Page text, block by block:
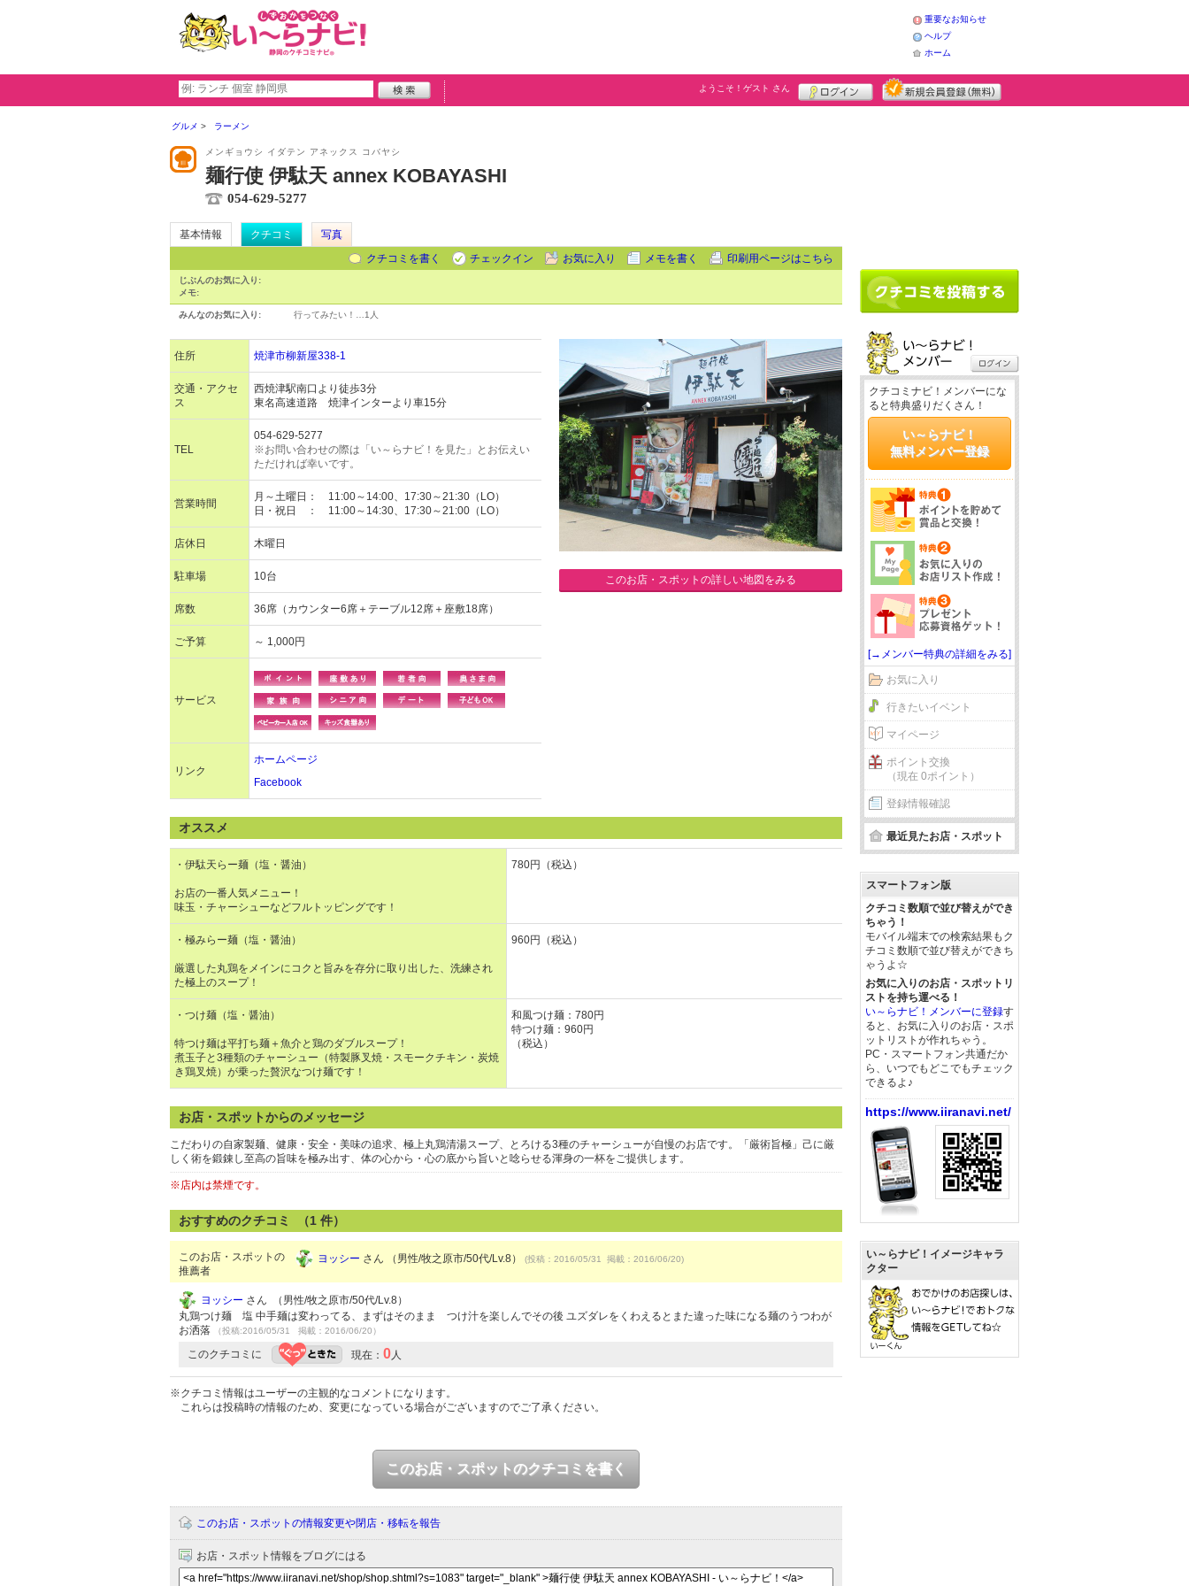
重要なお知らせ
ヘルプ
ホーム
ようこそ！ ゲスト さん
グルメ ラーメン
メンギョウシ イダテン アネックス コバヤシ
麺行使 伊駄天 annex KOBAYASHI
054-629-5277
基本情報 クチコミ
写真
クチコミを書く
チェックイン お気に入り メモを書く 印刷用ページはこちら
じぶんのお気に入り:
メモ:
みんなのお気に入り: 行ってみたい！… 1人
住所 焼津市柳新屋338-1
交通・アクセ
ス
西焼津駅南口より徒歩3分
東名高速道路 焼津インターより車15分
TEL
054-629-5277
※お問い合わせの際は「い～らナビ！を見た」とお伝えい
ただければ幸いです。
営業時間
月～土曜日： 11:00～14:00、17:30～21:30（LO）
日・祝日 ： 11:00～14:30、17:30～21:00（LO）
店休日 木曜日
駐車場 10台
席数 36席（カウンター6席＋テーブル12席＋座敷18席）
ご予算 ～ 1,000円
サービス
リンク
ホームページ
Facebook
このお店・スポットの詳しい地図をみる
オススメ
・伊駄天らー麺（塩・醤油）
お店の一番人気メニュー！
味玉・チャーシューなどフルトッピングです！
780円（税込）
・極みらー麺（塩・醤油）
厳選した丸鶏をメインにコクと旨みを存分に取り出した、洗練され
た極上のスープ！
960円（税込）
・つけ麺（塩・醤油）
特つけ麺は平打ち麺＋魚介と鶏のダブルスープ！
煮玉子と3種類のチャーシュー（特製豚叉焼・スモークチキン・炭焼
き鶏叉焼）が乗った贅沢なつけ麺です！
和風つけ麺：780円
特つけ麺：960円
（税込）
お店・スポットからのメッセージ
こだわりの自家製麺、健康・安全・美味の追求、極上丸鶏清湯スープ、とろける3種のチャーシューが自慢のお店です。「厳術旨極」己に厳
しく術を鍛錬し至高の旨味を極み出す、体の心から・心の底から旨いと唸らせる渾身の一杯をご提供します。
※店内は禁煙です。
おすすめのクチコミ （1 件）
このお店・スポットの
推薦者
ヨッシー さん （男性/牧之原市/50代/Lv.8） (投稿：2016/05/31 掲載：2016/06/20)
ヨッシー さん （男性/牧之原市/50代/Lv.8）
丸鶏つけ麺 塩 中手麺は変わってる、まずはそのまま つけ汁を楽しんでその後 ユズダレをくわえるとまた違った味になる麺のうつわが
お洒落
（投稿:2016/05/31 掲載：2016/06/20）
このクチコミに 現在： 0人
※クチコミ情報はユーザーの主観的なコメントになります。
これらは投稿時の情報のため、変更になっている場合がございますのでご了承ください。
このお店・スポットのクチコミを書く
このお店・スポットの情報変更や閉店・移転を報告
お店・スポット情報をブログにはる
クチコミナビ！メンバーにな
ると特典盛りだくさん！
い～らナビ！
無料メンバー登録
[→メンバー特典の詳細をみる]
お気に入り
行きたいイベント
マイページ
ポイント交換
（現在 0ポイント）
登録情報確認
最近見たお店・スポット
スマートフォン版
クチコミ数順で並び替えができ
ちゃう！
モバイル端末での検索結果もク
チコミ数順で並び替えができち
ゃうよ☆
お気に入りのお店・スポットリ
ストを持ち運べる！
い～らナビ！メンバーに登録す
ると、お気に入りのお店・スポ
ットリストが作れちゃう。
PC・スマートフォン共通だか
ら、いつでもどこでもチェック
できるよ♪
https://www.iiranavi.net/
い～らナビ！イメージキャラ
クター